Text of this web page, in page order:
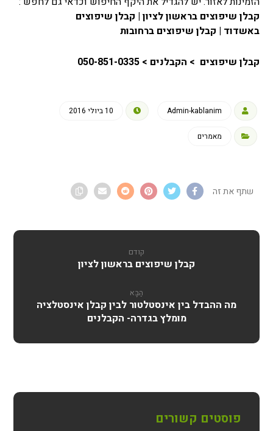
קבלן שיפוצים בראשון לציון | קבלן שיפוצים
באשדוד | קבלן שיפוצים ברחובות
קבלן שיפוצים > הקבלנים > 050-851-0335
Admin-kablanim 10 ביולי 2016
מאמרים
קודם
קבלן שיפוצים בראשון לציון
הַבָּא
מה ההבדל בין אינסטלטור לבין קבלן אינסטלציה
מומלץ בגדרה- הקבלנים
פוסטים קשורים